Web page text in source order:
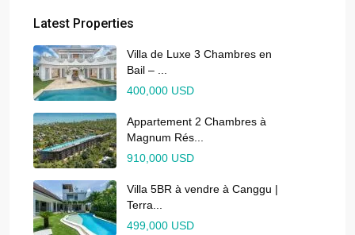
Latest Properties
Villa de Luxe 3 Chambres en
Bail – ...
400,000 USD
Appartement 2 Chambres à
Magnum Rés...
910,000 USD
Villa 5BR à vendre à Canggu |
Terra...
499,000 USD